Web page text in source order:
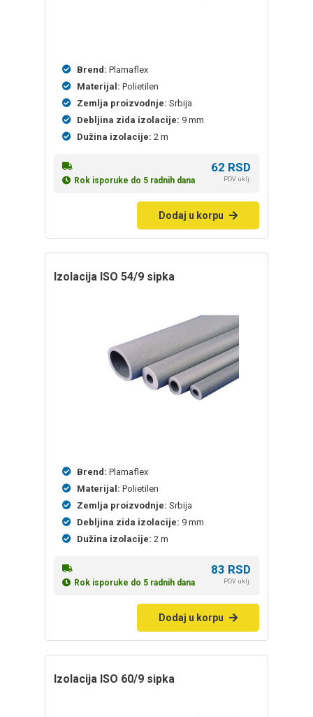
Brend: Plamaflex
Materijal: Polietilen
Zemlja proizvodnje: Srbija
Debljina zida izolacije: 9 mm
Dužina izolacije: 2 m
Rok isporuke do 5 radnih dana
62 RSD
PDV uklj.
Dodaj u korpu
izolacija ISO 54/9 sipka
Brend: Plamaflex
Materijal: Polietilen
Zemlja proizvodnje: Srbija
Debljina zida izolacije: 9 mm
Dužina izolacije: 2 m
Rok isporuke do 5 radnih dana
83 RSD
PDV uklj.
Dodaj u korpu
izolacija ISO 60/9 sipka